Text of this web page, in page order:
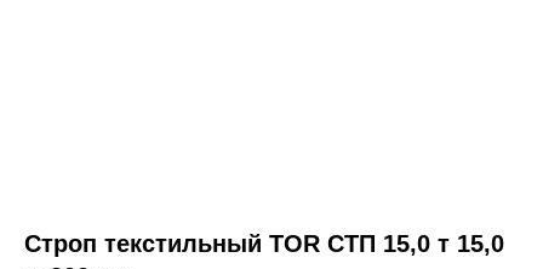
Строп текстильный TOR СТП 15,0 т 15,0